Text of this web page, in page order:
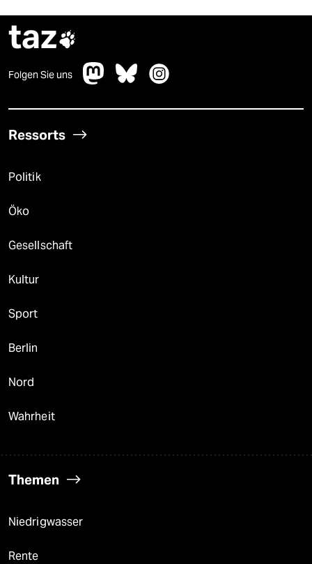
taz
Folgen Sie uns
Ressorts
Politik
Öko
Gesellschaft
Kultur
Sport
Berlin
Nord
Wahrheit
Themen
Niedrigwasser
Rente